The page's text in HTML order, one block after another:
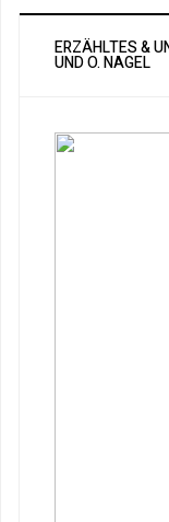
ERZÄHLTES &
ND O. NAGEL